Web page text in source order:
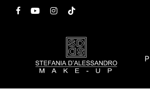
Salta
INSTAGRAM
TIKTOK
Premi invio per cercare o